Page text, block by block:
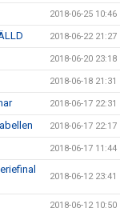
2018-06-25 10:46
2018-06-22 21:27
2018-06-20 23:18
2018-06-18 21:31
2018-06-17 22:31
2018-06-17 22:17
2018-06-17 11:44
2018-06-12 23:41
2018-06-12 10:50